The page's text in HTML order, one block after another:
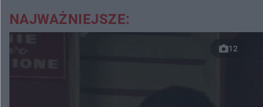
NAJWAŻNIEJSZE:
12